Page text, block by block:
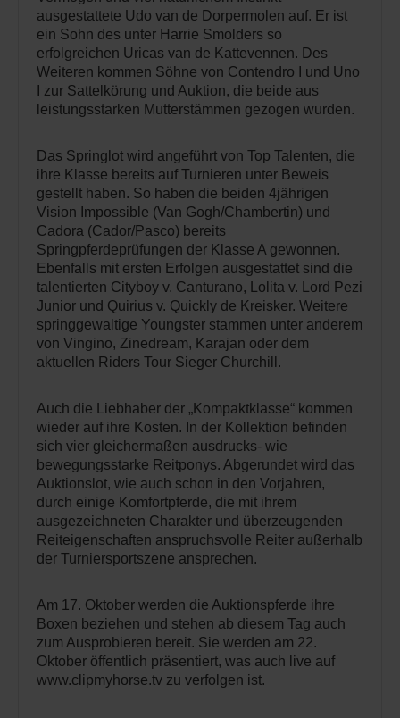
ausgestattete Udo van de Dorpermolen auf. Er ist
ein Sohn des unter Harrie Smolders so
erfolgreichen Uricas van de Kattevennen. Des
Weiteren kommen Söhne von Contendro I und Uno
I zur Sattelkörung und Auktion, die beide aus
leistungsstarken Mutterstämmen gezogen wurden.
Das Springlot wird angeführt von Top Talenten, die
ihre Klasse bereits auf Turnieren unter Beweis
gestellt haben. So haben die beiden 4jährigen
Vision Impossible (Van Gogh/Chambertin) und
Cadora (Cador/Pasco) bereits
Springpferdeprüfungen der Klasse A gewonnen.
Ebenfalls mit ersten Erfolgen ausgestattet sind die
talentierten Cityboy v. Canturano, Lolita v. Lord Pezi
Junior und Quirius v. Quickly de Kreisker. Weitere
springgewaltige Youngster stammen unter anderem
von Vingino, Zinedream, Karajan oder dem
aktuellen Riders Tour Sieger Churchill.
Auch die Liebhaber der „Kompaktklasse“ kommen
wieder auf ihre Kosten. In der Kollektion befinden
sich vier gleichermaßen ausdrucks- wie
bewegungsstarke Reitponys. Abgerundet wird das
Auktionslot, wie auch schon in den Vorjahren,
durch einige Komfortpferde, die mit ihrem
ausgezeichneten Charakter und überzeugenden
Reiteigenschaften anspruchsvolle Reiter außerhalb
der Turniersportszene ansprechen.
Am 17. Oktober werden die Auktionspferde ihre
Boxen beziehen und stehen ab diesem Tag auch
zum Ausprobieren bereit. Sie werden am 22.
Oktober öffentlich präsentiert, was auch live auf
www.clipmyhorse.tv zu verfolgen ist.